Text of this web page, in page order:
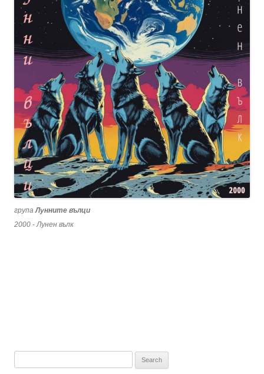
групаЛунните вълци
2000 - Лунен вълк